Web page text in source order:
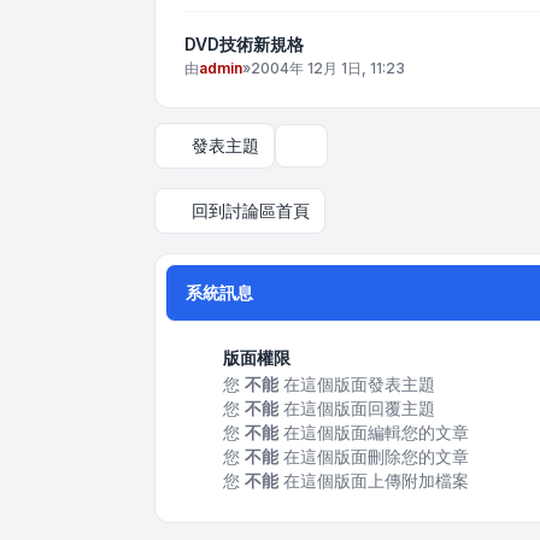
DVD技術新規格
由admin»2004年 12月 1日, 11:23
發表主題
回到討論區首頁
系統訊息
版面權限
您 不能在這個版面發表主題
您 不能在這個版面回覆主題
您 不能在這個版面編輯您的文章
您 不能在這個版面刪除您的文章
您 不能在這個版面上傳附加檔案